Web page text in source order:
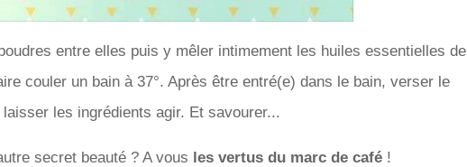
entre elles puis y mêler intimement les huiles essentielles de
couler un bain à 37°. Après être entré(e) dans le bain, verser le
les ingrédients agir. Et savourer...
secret beauté ? A vous les vertus du marc de café !